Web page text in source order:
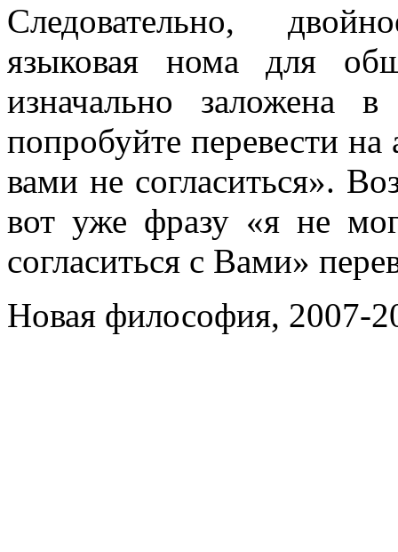
Следовательно,
языковая нома для
изначально заложена
попробуйте перевести
вами не согласиться».
вот уже фразу «я не
согласиться с Вами»
Новая философия, 2007-